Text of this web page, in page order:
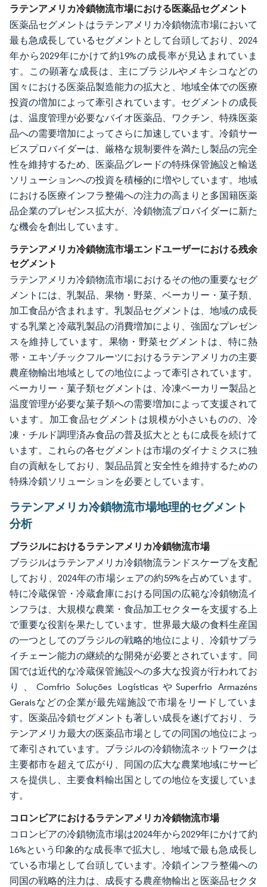
ラテンアメリカ冷鎖物流市場における医薬品セグメント
医薬品セグメントはラテンアメリカ冷鎖物流市場において
最も急成長しているセグメントとして台頭しており、2024
年から2029年にかけて約19%の成長率が見込まれていま
す。この顕著な成長は、主にブラジルやメキシコなどの
国々における医薬品製造能力の拡大と、地域全体での医療
投資の増加によって牽引されています。セグメントの成長
は、温度管理が必要なバイオ医薬品、ワクチン、特殊医薬
品への需要増加によってさらに加速しています。冷鎖サー
ビスプロバイダーは、厳格な規制要件を満たし製品の完全
性を維持するため、医薬品グレードの特殊保管施設と輸送
ソリューションへの投資を積極的に増やしています。地域
における医療インフラ整備への注力の高まりと多国籍医薬
品企業のプレゼンス拡大が、冷鎖物流プロバイダーに新た
な機会を創出しています。
ラテンアメリカ冷鎖物流市場エンドユーザーにおける残余
セグメント
ラテンアメリカ冷鎖物流市場におけるその他の重要なセグ
メントには、乳製品、果物・野菜、ベーカリー・菓子類、
加工食品が含まれます。乳製品セグメントは、地域の成長
する乳業と冷蔵乳製品の消費増加により、強固なプレゼン
スを維持しています。果物・野菜セグメントは、特に熱
帯・エキゾチックフルーツにおけるラテンアメリカの主要
農産物輸出地域としての地位によって牽引されています。
ベーカリー・菓子類セグメントは、冷凍ベーカリー製品と
温度管理が必要な菓子類への需要増加によって支援されて
います。加工食品セグメントは規模が小さいものの、冷
凍・チルド調理済み食品の普及拡大とともに成長を続けて
います。これらの各セグメントは市場のダイナミクスに独
自の貢献をしており、製品品質と安全性を維持するための
特殊冷鎖ソリューションを必要としています。
ラテンアメリカ冷鎖物流市場地理的セグメント
分析
ブラジルにおけるラテンアメリカ冷鎖物流市場
ブラジルはラテンアメリカ冷鎖物流ランドスケープを支配
しており、2024年の市場シェアの約59%を占めています。
特に冷蔵保管・冷蔵倉庫における同国の広範な冷鎖物流イ
ンフラは、大規模な農業・食品加工セクターを支援する上
で重要な役割を果たしています。世界最大級の食料生産国
の一つとしてのブラジルの戦略的地位により、冷鎖サプラ
イチェーン能力の継続的な開発が必要とされています。同
国では近代的な冷蔵保管施設への多大な投資が行われてお
り、Comfrio Soluções LogísticasやSuperfrio Armazéns
Geraisなどの企業が最先端施設で市場をリードしていま
す。医薬品冷鎖セグメントも著しい成長を遂げており、ラ
テンアメリカ最大の医薬品市場としての同国の地位によっ
て牽引されています。ブラジルの冷鎖物流ネットワークは
主要都市を超えて広がり、同国の広大な農業地域にサービ
スを提供し、主要食料輸出国としての地位を支援していま
す。
コロンビアにおけるラテンアメリカ冷鎖物流市場
コロンビアの冷鎖物流市場は2024年から2029年にかけて約
16%という印象的な成長率で拡大し、地域で最も急成長し
ている市場として台頭しています。冷鎖インフラ整備への
同国の戦略的注力は、成長する農産物輸出と医薬品セクタ